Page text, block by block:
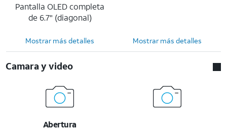
Pantalla OLED completa
de 6.7" (diagonal)
Mostrar más detalles Mostrar más detalles
Camara y video
Abertura